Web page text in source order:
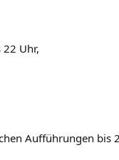
Uhr,
Aufführungen bis